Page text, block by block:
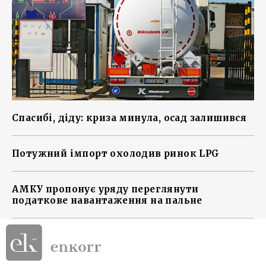
Спасибі, діду: криза минула, осад залишився
Потужний імпорт охолодив ринок LPG
АМКУ пропонує уряду переглянути
податкове навантаження на пальне